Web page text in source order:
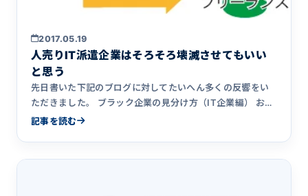
2017.05.19
人売りIT派遣企業はそろそろ壊滅させてもいい
と思う
先日書いた下記のブログに対してたいへん多くの反響をい
ただきました。 ブラック企業の見分け方（IT企業編） おか
げさまで本&hellip;
記事を読む